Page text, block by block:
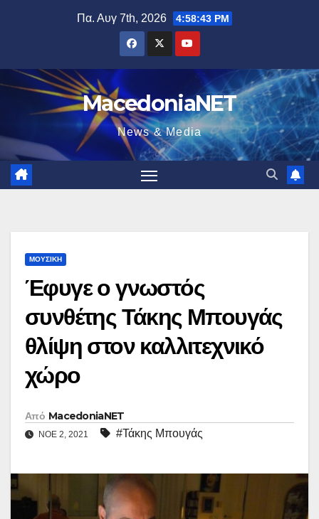
Πα. Αυγ 7th, 2026 4:58:44 PM
MacedoniaNET
News & Media
ΜΟΥΣΙΚΉ
Έφυγε ο γνωστός
συνθέτης Τάκης Μπουγάς
θλίψη στον καλλιτεχνικό
χώρο
Από MacedoniaNET
ΝΟΈ 2, 2021 #Τάκης Μπουγάς